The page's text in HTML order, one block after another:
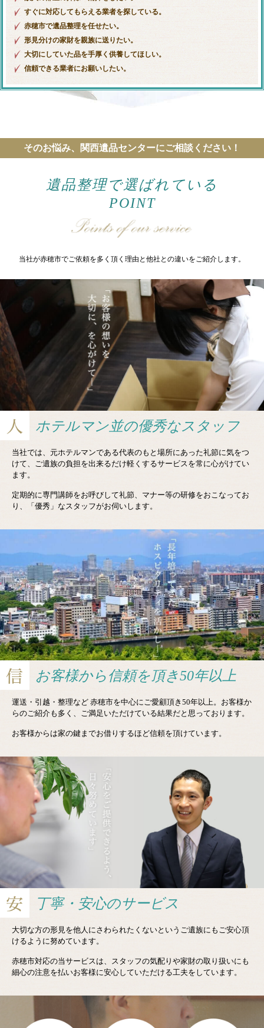
すぐに対応してもらえる業者を探している。
赤穂市で遺品整理を任せたい。
形見分けの家財を親族に送りたい。
大切にしていた品を手厚く供養してほしい。
信頼できる業者にお願いしたい。
そのお悩み、関西遺品センターにご相談ください！
遺品整理で選ばれている
POINT
当社が赤穂市でご依頼を多く頂く理由と他社との違いをご紹介します。
ホテルマン並の優秀なスタッフ
当社では、元ホテルマンである代表のもと場所にあった礼節に気をつ
けて、ご遺族の負担を出来るだけ軽くするサービスを常に心がけてい
ます。
定期的に専門講師をお呼びして礼節、マナー等の研修をおこなってお
り、「優秀」なスタッフがお伺いします。
お客様から信頼を頂き50年以上
運送・引越・整理など 赤穂市を中心にご愛顧頂き50年以上。お客様か
らのご紹介も多く、ご満足いただけている結果だと思っております。
お客様からは家の鍵までお借りするほど信頼を頂けています。
丁寧・安心のサービス
大切な方の形見を他人にさわられたくないというご遺族にもご安心頂
けるように努めています。
赤穂市対応の当サービスは、スタッフの気配りや家財の取り扱いにも
細心の注意を払いお客様に安心していただける工夫をしています。